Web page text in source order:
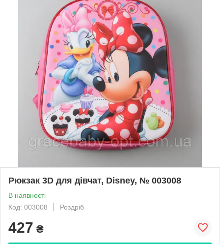
Рюкзак 3D для дівчат, Disney, № 003008
В наявності
Код: 003008
Роздріб
427 ₴